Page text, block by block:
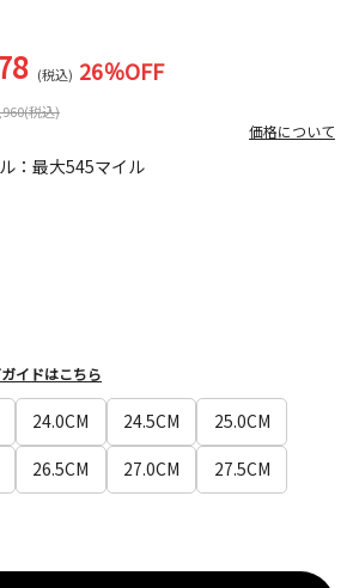
：最大545マイル
税込)
(税込) 26％OFF
価格について
24.0CM 24.5CM
25.0CM
26.5CM 27.0CM
27.5CM
イドはこちら